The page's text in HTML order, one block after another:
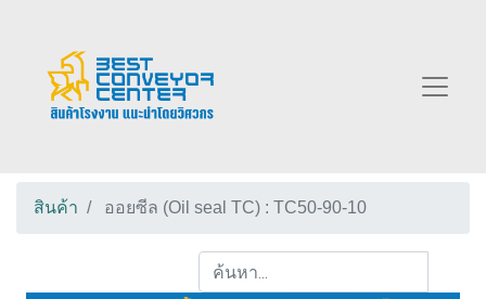
สินค้า ออยซีล (Oil seal TC) : TC50-90-10